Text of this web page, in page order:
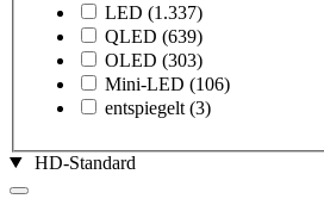
LED (1.337)
QLED (639)
OLED (303)
Mini-LED (106)
entspiegelt (3)
HD-Standard